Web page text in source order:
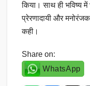
किया। साथ ही भविष्य में
प्रेरणादायी और
कही।
Share on:
WhatsApp